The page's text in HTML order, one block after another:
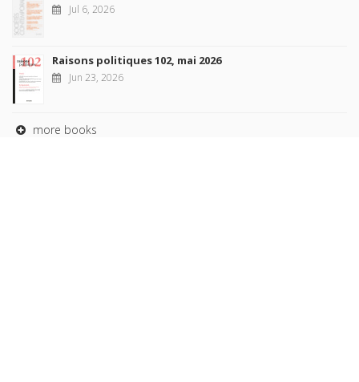
Jul 6, 2026
Raisons politiques 102, mai 2026
Jun 23, 2026
more books